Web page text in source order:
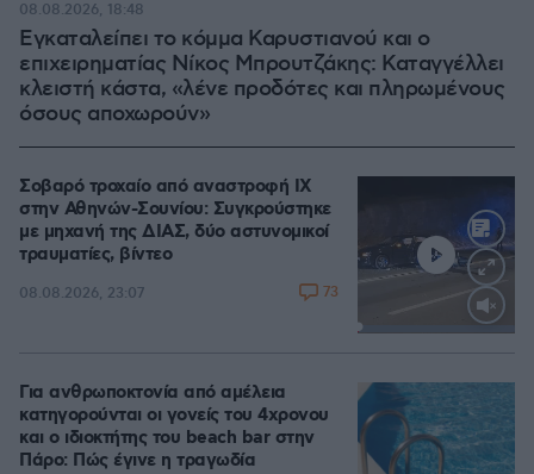
Εγκαταλείπει το κόμμα Καρυστιανού και ο
επιχειρηματίας Νίκος Μπρουτζάκης: Καταγγέλλει
κλειστή κάστα, «λένε προδότες και πληρωμένους
όσους αποχωρούν»
08.08.2026, 18:48
Σοβαρό τροχαίο από αναστροφή ΙΧ
στην Αθηνών-Σουνίου: Συγκρούστηκε
με μηχανή της ΔΙΑΣ, δύο αστυνομικοί
τραυματίες, βίντεο
08.08.2026, 23:07 73
Για ανθρωποκτονία από αμέλεια
κατηγορούνται οι γονείς του 4χρονου
και ο ιδιοκτήτης του beach bar στην
Πάρο: Πώς έγινε η τραγωδία